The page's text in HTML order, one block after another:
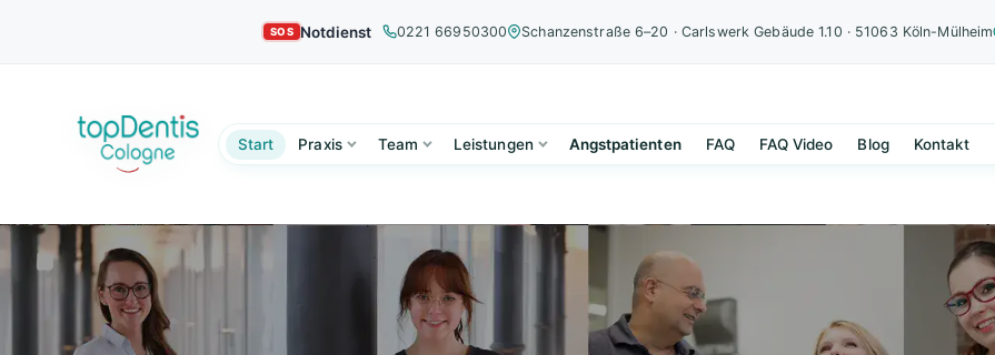
Notdienst 0221 66950300 Schanzenstraße 6–20 · Carlswerk Gebäude 1.10 · 51063 Köln-Mülheim
Start Praxis Team Leistungen Angstpatienten FAQ FAQ Video Blog Kontakt